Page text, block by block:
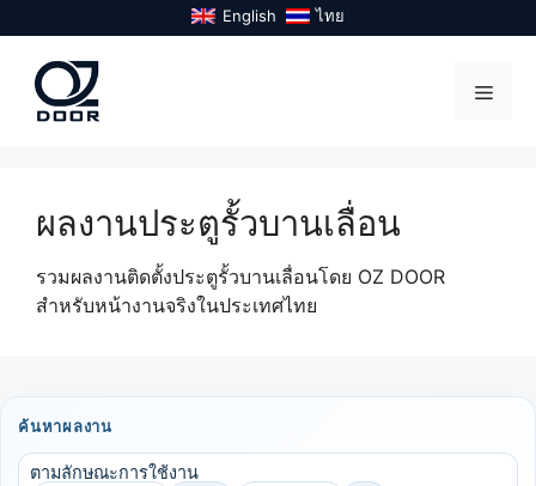
to
content
English ไทย
ผลงานประตูรั้วบานเลื่อน
รวมผลงานติดตั้งประตูรั้วบานเลื่อนโดย OZ DOOR
สำหรับหน้างานจริงในประเทศไทย
ค้นหาผลงาน
ตามลักษณะการใช้งาน